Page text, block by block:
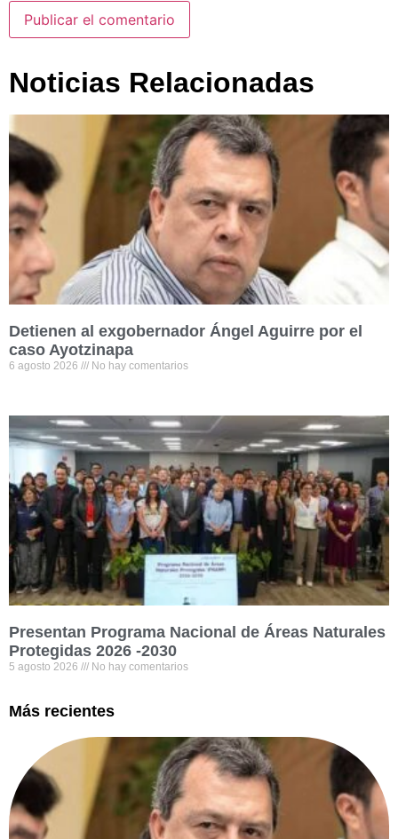
Noticias Relacionadas
Detienen al exgobernador Ángel Aguirre por el
caso Ayotzinapa
6 agosto 2026 No hay comentarios
Presentan Programa Nacional de Áreas Naturales
Protegidas 2026 -2030
5 agosto 2026 No hay comentarios
Más recientes